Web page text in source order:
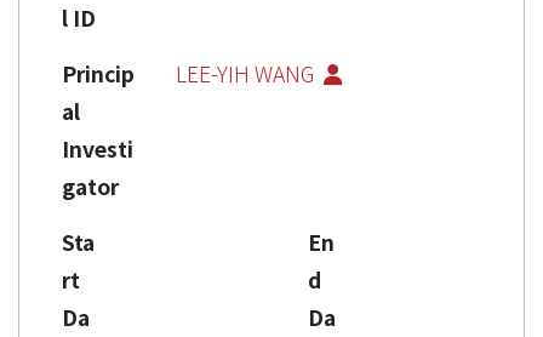
l ID
Princip
al
Investi
gator
LEE-YIH WANG
Sta
rt
Da
En
d
Da